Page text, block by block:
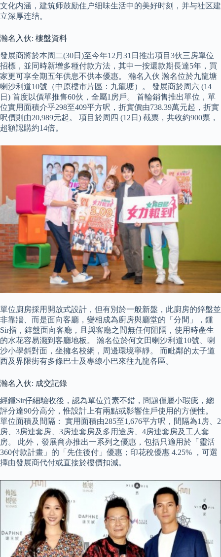
文化内涵，建筑师鼓励住户细味生活中的美好时刻，并与社区建
立深厚连结。
瀚名入伙: 樓盤資料
發展商將於本周二(30日)至今年12月31日推出項目3伙三房單位
招標，並同時新增多種付款方法，其中一按還款期長達5年，買
家更可享全期五年供息不供本優惠。 瀚名入伙 瀚名位於九龍塘
喇沙利道10號（中原樓市片區：九龍塘）。 發展商於周六 (14
日) 首度以價單推售60伙，全屬1房戶。 首輪銷售推出單位，單
位實用面積介乎298至409平方呎，折實價由738.39萬元起，折實
呎價則由20,989元起。 項目於周四 (12日) 截票，共收約900票，
超額認購約14倍。
單位廚房採用開放式設計，但有別於一般新盤，此廚房的鋅盤並
非靠牆、而是面向客廳，變相成為廚房與廳堂的「分間」，鍾
Sir指，鋅盤面向客廳，且與客廳之間無任何阻隔，使用時產生
的水花容易濺到客廳地板。 瀚名位於何文田喇沙利道10號、喇
沙小學斜對面，坐擁名校網，周邊環境寧靜。 而毗鄰的太子道
西及界限街有多條巴士及專線小巴來往九龍各區。
瀚名入伙: 成交記錄
經鍾Sir仔細驗收後，認為單位質素不錯，問題僅屬小瑕疵，總
評分達90分高分，惟設計上有兩點或影響住戶使用的方便性。
單位面積及間隔： 實用面積由285至1,676平方呎，間隔為1房、2
房、3房連套房、3房連套房及多用途房、4房連套房及工人套
房。 此外，發展商亦推出一系列之優惠，包括只適用於「靈活
360付款計畫」的「先住後付」優惠；印花稅優惠 4.25% ，可選
擇由發展商代付或直接於樓價扣減。